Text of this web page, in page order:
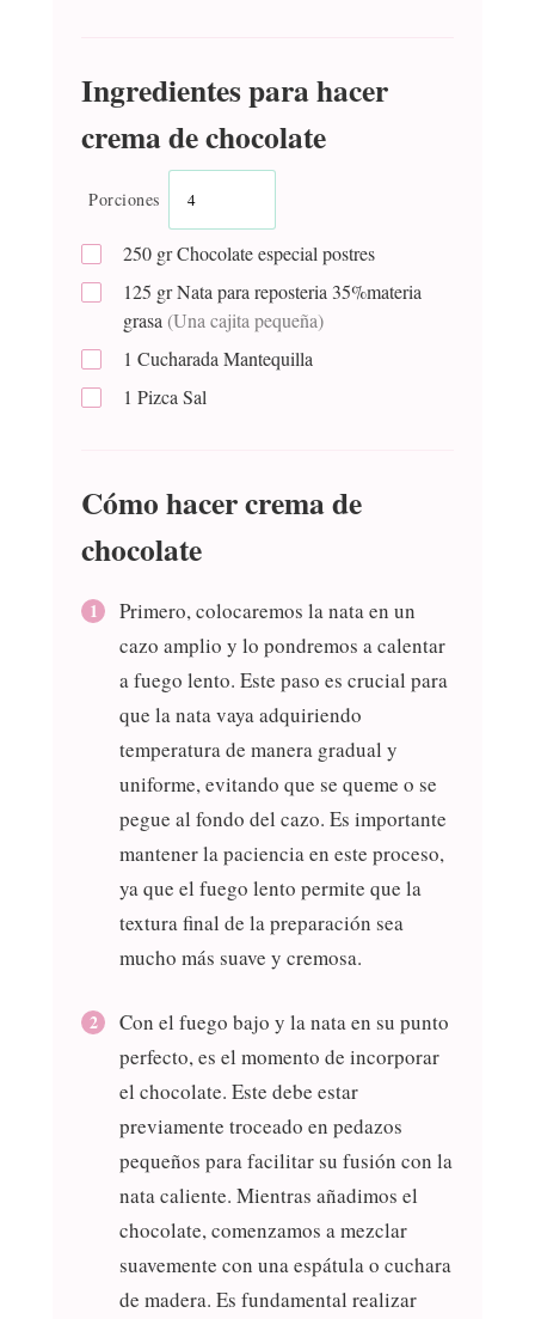
Ingredientes para hacer
crema de chocolate
Porciones
250 grChocolate especial postres
125 grNata para reposteria 35%materia
grasa (Una cajita pequeña)
1 Cucharada Mantequilla
1 Pizca Sal
Cómo hacer crema de
chocolate
Primero, colocaremos la nata en un
cazo amplio y lo pondremos a calentar
a fuego lento. Este paso es crucial para
que la nata vaya adquiriendo
temperatura de manera gradual y
uniforme, evitando que se queme o se
pegue al fondo del cazo. Es importante
mantener la paciencia en este proceso,
ya que el fuego lento permite que la
textura final de la preparación sea
mucho más suave y cremosa.
Con el fuego bajo y la nata en su punto
perfecto, es el momento de incorporar
el chocolate. Este debe estar
previamente troceado en pedazos
pequeños para facilitar su fusión con la
nata caliente. Mientras añadimos el
chocolate, comenzamos a mezclar
suavemente con una espátula o cuchara
de madera. Es fundamental realizar